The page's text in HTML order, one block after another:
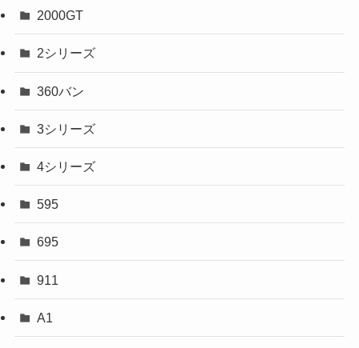
2000GT
2シリーズ
360バン
3シリーズ
4シリーズ
595
695
911
A1